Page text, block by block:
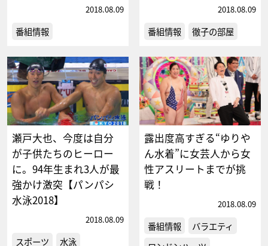
2018.08.09
番組情報
2018.08.09
番組情報 徹子の部屋
瀬戸大也、今度は自分
が子供たちのヒーロー
に。94年生まれ3人が最
強かけ激突【パンパシ
水泳2018】
2018.08.09
スポーツ 水泳
露出度高すぎる“ゆりや
ん水着”に女芸人から女
性アスリートまでが挑
戦！
2018.08.09
番組情報
バラエティ